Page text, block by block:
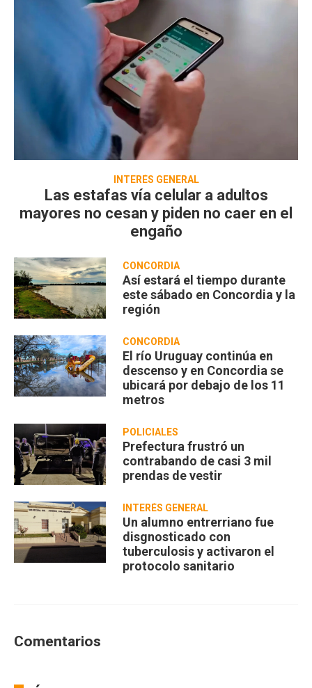
INTERÉS GENERAL
Las estafas vía celular a adultos
mayores no cesan y piden no caer en el
engaño
CONCORDIA
Así estará el tiempo durante
este sábado en Concordia y la
región
CONCORDIA
El río Uruguay continúa en
descenso y en Concordia se
ubicará por debajo de los 11
metros
POLICIALES
Prefectura frustró un
contrabando de casi 3 mil
prendas de vestir
INTERÉS GENERAL
Un alumno entrerriano fue
disgnosticado con
tuberculosis y activaron el
protocolo sanitario
Comentarios